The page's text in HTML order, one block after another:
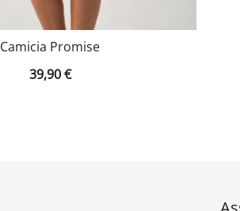
Camicia Promise
39,90€